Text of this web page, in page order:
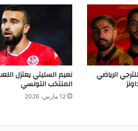
الرياضي نعيم السليتي يعتزل
المنتخب التونسي
12 مارس، 2026